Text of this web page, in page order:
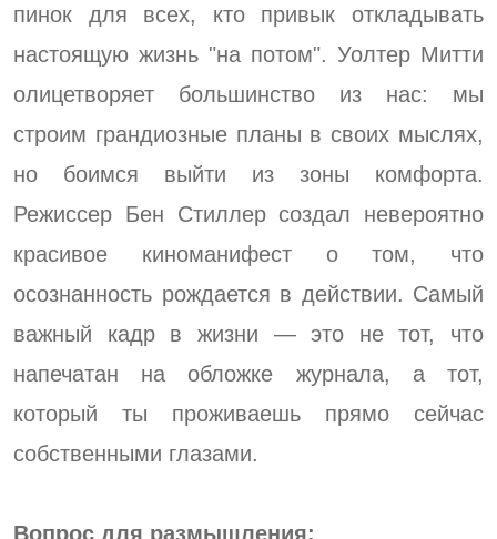
пинок для всех, кто привык откладывать
настоящую жизнь "на потом". Уолтер Митти
олицетворяет большинство из нас: мы
строим грандиозные планы в своих мыслях,
но боимся выйти из зоны комфорта.
Режиссер Бен Стиллер создал невероятно
красивое киноманифест о том, что
осознанность рождается в действии. Самый
важный кадр в жизни — это не тот, что
напечатан на обложке журнала, а тот,
который ты проживаешь прямо сейчас
собственными глазами.
Вопрос для размышления: